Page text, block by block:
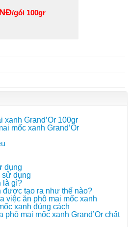
/gói 100gr
xanh Grand’Or 100gr
mốc xanh Grand’Or
dụng
dụng
là gì?
được tạo ra như thế nào?
việc ăn phô mai mốc xanh
xanh đúng cách
phô mai mốc xanh Grand’Or chất